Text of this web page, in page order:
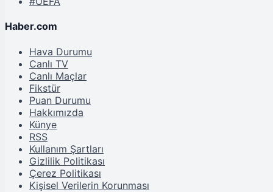
Haber.com
Hava Durumu
Canlı TV
Canlı Maçlar
Fikstür
Puan Durumu
Hakkımızda
Künye
RSS
Kullanım Şartları
Gizlilik Politikası
Çerez Politikası
Kişisel Verilerin Korunması